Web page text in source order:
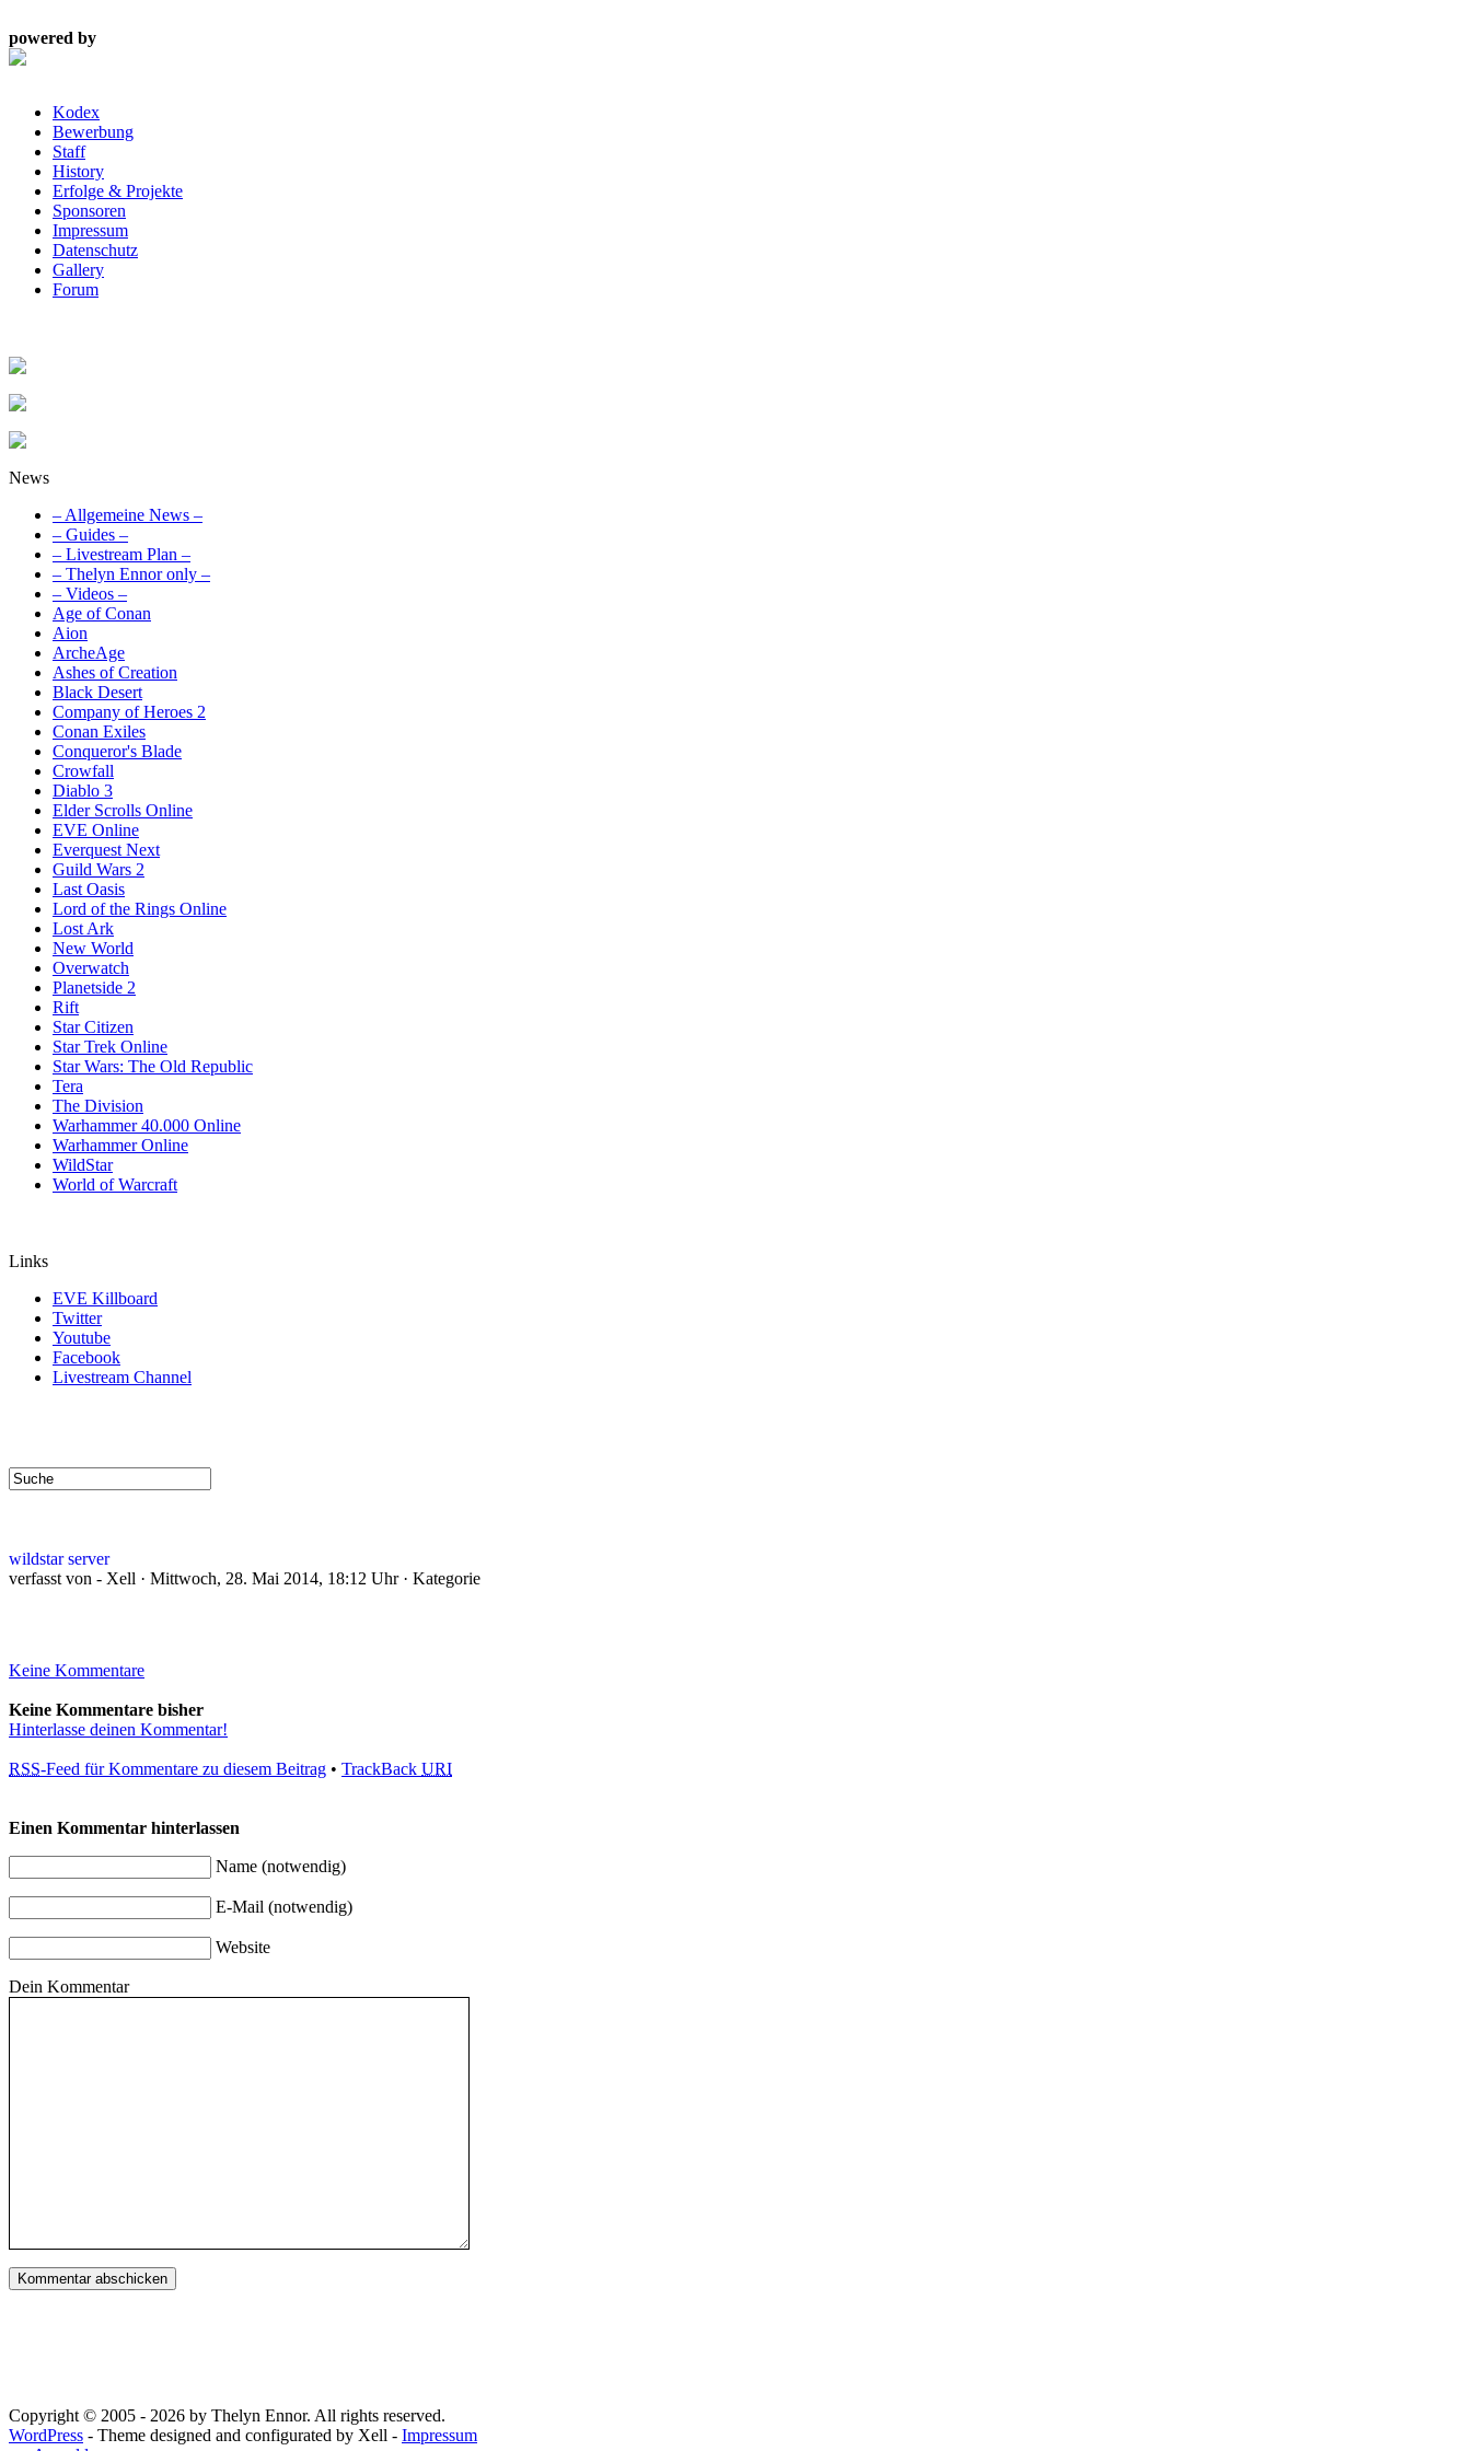
powered by
Kodex
Bewerbung
Staff
History
Erfolge & Projekte
Sponsoren
Impressum
Datenschutz
Gallery
Forum
News
– Allgemeine News –
– Guides –
– Livestream Plan –
– Thelyn Ennor only –
– Videos –
Age of Conan
Aion
ArcheAge
Ashes of Creation
Black Desert
Company of Heroes 2
Conan Exiles
Conqueror's Blade
Crowfall
Diablo 3
Elder Scrolls Online
EVE Online
Everquest Next
Guild Wars 2
Last Oasis
Lord of the Rings Online
Lost Ark
New World
Overwatch
Planetside 2
Rift
Star Citizen
Star Trek Online
Star Wars: The Old Republic
Tera
The Division
Warhammer 40.000 Online
Warhammer Online
WildStar
World of Warcraft
Links
EVE Killboard
Twitter
Youtube
Facebook
Livestream Channel
wildstar server
verfasst von - Xell · Mittwoch, 28. Mai 2014, 18:12 Uhr · Kategorie
Keine Kommentare
Keine Kommentare bisher
Hinterlasse deinen Kommentar!
RSS-Feed für Kommentare zu diesem Beitrag • TrackBack URI
Einen Kommentar hinterlassen
Name (notwendig)
E-Mail (notwendig)
Website
Dein Kommentar
Copyright © 2005 - 2026 by Thelyn Ennor. All rights reserved.
WordPress - Theme designed and configurated by Xell - Impressum